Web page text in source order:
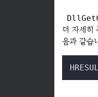
더 자세히
음과 같습